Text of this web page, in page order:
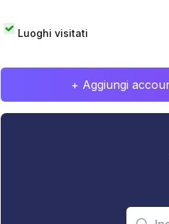
Luoghi visitati
+ Aggiungi